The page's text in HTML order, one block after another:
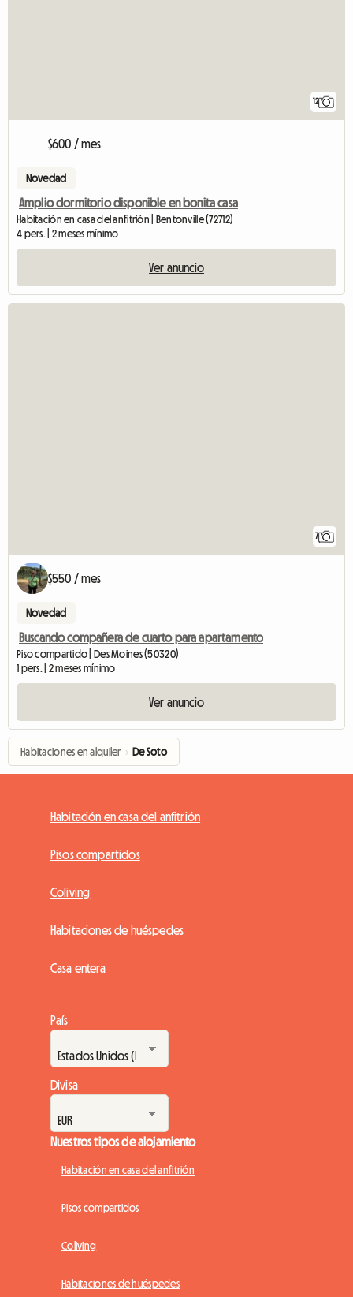
12
$600 / mes
Novedad
Amplio dormitorio disponible en bonita casa
Habitación en casa del anfitrión | Bentonville (72712)
4 pers. | 2 meses mínimo
Ver anuncio
7
$550 / mes
Novedad
Buscando compañera de cuarto para apartamento
Piso compartido | Des Moines (50320)
1 pers. | 2 meses mínimo
Ver anuncio
Habitaciones en alquiler › De Soto
Habitación en casa del anfitrión
Pisos compartidos
Coliving
Habitaciones de huéspedes
Casa entera
País
Divisa
Nuestros tipos de alojamiento
Habitación en casa del anfitrión
Pisos compartidos
Coliving
Habitaciones de huéspedes